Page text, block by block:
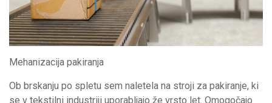
Mehanizacija pakiranja
Ob brskanju po spletu sem naletela na stroji za pakiranje, ki
se v tekstilni industriji uporabljajo že vrsto let. Omogočajo